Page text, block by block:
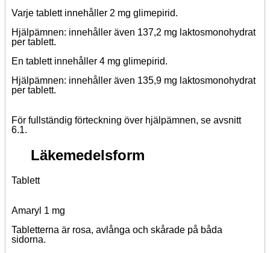
Varje tablett innehåller 2 mg glimepirid.
Hjälpämnen: innehåller även 137,2 mg laktosmonohydrat
per tablett.
En tablett innehåller 4 mg glimepirid.
Hjälpämnen: innehåller även 135,9 mg laktosmonohydrat
per tablett.
För fullständig förteckning över hjälpämnen, se avsnitt
6.1.
Läkemedelsform
Tablett
Amaryl 1 mg
Tabletterna är rosa, avlånga och skårade på båda
sidorna.